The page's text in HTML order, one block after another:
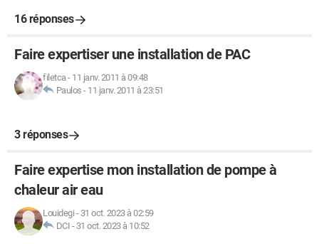
16 réponses
Faire expertiser une installation de PAC
filetca- 11 janv. 2011 à 09:48
Paulos - 11 janv. 2011 à 23:51
3 réponses
Faire expertise mon installation de pompe à
chaleur air eau
Louidegi - 31 oct. 2023 à 02:59
DCI - 31 oct. 2023 à 10:52